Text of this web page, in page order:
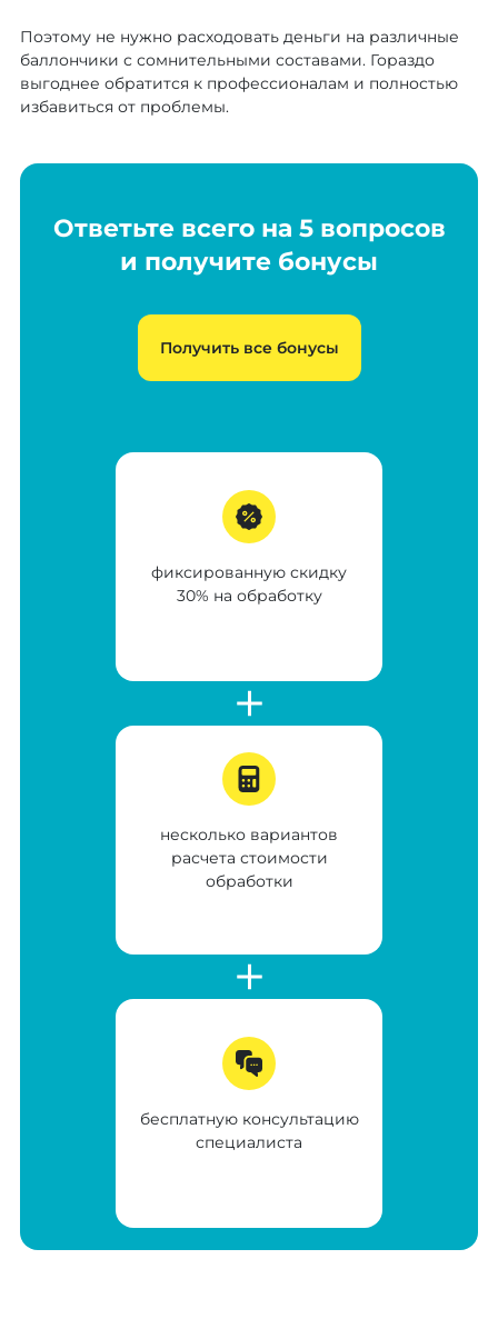
Поэтому не нужно расходовать деньги на различные
баллончики с сомнительными составами. Гораздо
выгоднее обратится к профессионалам и полностью
избавиться от проблемы.
Ответьте всего на 5 вопросов
и получите бонусы
Получить все бонусы
фиксированную скидку
30% на обработку
несколько вариантов
расчета стоимости
обработки
бесплатную консультацию
специалиста